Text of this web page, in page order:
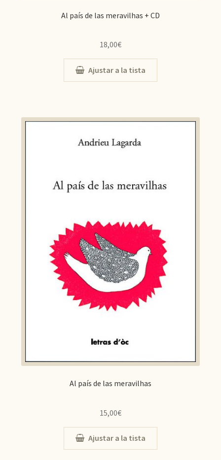
Al país de las meravilhas + CD
18,00€
Ajustar a la tista
Al país de las meravilhas
15,00€
Ajustar a la tista